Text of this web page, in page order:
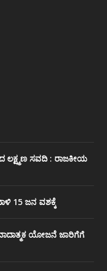
ಲಕ್ಷ್ಮಣ ಸವದಿ : ರಾಜಕೀಯ
15 ಜನ ವಶಕ್ಕೆ
ಯೋಜನೆ ಜಾರಿಗೆಗೆ